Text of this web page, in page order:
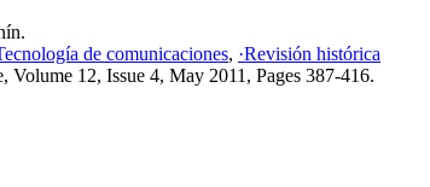
de comunicaciones, ·Revisión histórica
Volume 12, Issue 4, May 2011, Pages 387-416.